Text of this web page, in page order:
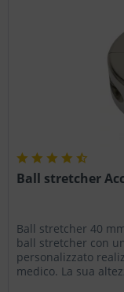
Ball stretcher
Ball stretcher 40
ball stretcher con
personalizzato
medico. La sua